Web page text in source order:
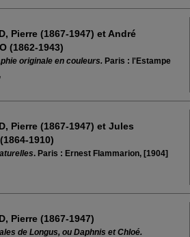
Pierre (1867-1947) et André
(1862-1943)
originale en couleurs. Paris : l'Estampe
Pierre (1867-1947) et Jules
1910)
. Paris : Ernest Flammarion, [1904]
Pierre (1867-1947)
de Longus, ou Daphnis et Chloé.